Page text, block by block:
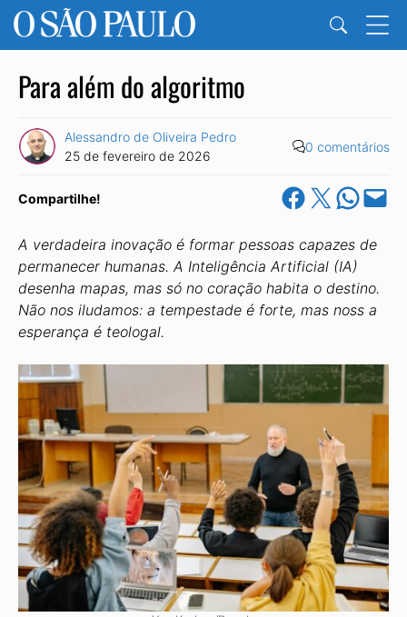
Para além do algoritmo
Alessandro de Oliveira Pedro
25 de fevereiro de 2026
0 comentários
Compartilhe! Share on Facebook
Share on X Share on
Email this
A verdadeira inovação é formar pessoas capazes de
permanecer humanas. A Inteligência Artificial (IA)
desenha mapas, mas só no coração habita o destino.
Não nos iludamos: a tempestade é forte, mas noss a
esperança é teologal.